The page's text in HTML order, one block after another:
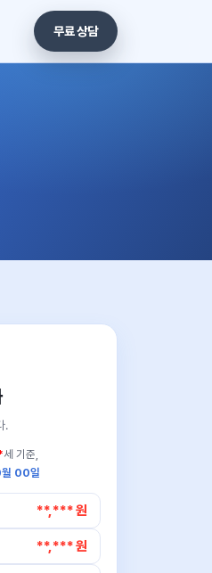
무료 상담
.
세 기준,
00일
**,*** 원
**,*** 원